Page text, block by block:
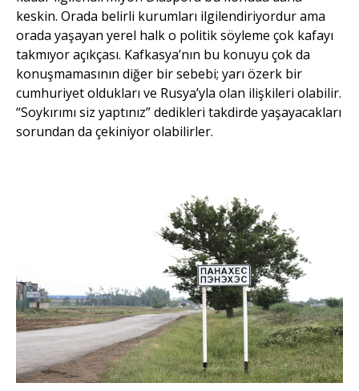
keskin. Orada belirli kurumları ilgilendiriyordur ama
orada yaşayan yerel halk o politik söyleme çok kafayı
takmıyor açıkçası. Kafkasya’nın bu konuyu çok da
konuşmamasının diğer bir sebebi; yarı özerk bir
cumhuriyet oldukları ve Rusya’yla olan ilişkileri olabilir.
“Soykırımı siz yaptınız” dedikleri takdirde yaşayacakları
sorundan da çekiniyor olabilirler.